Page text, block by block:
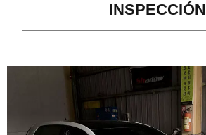
INSPECCIÓN